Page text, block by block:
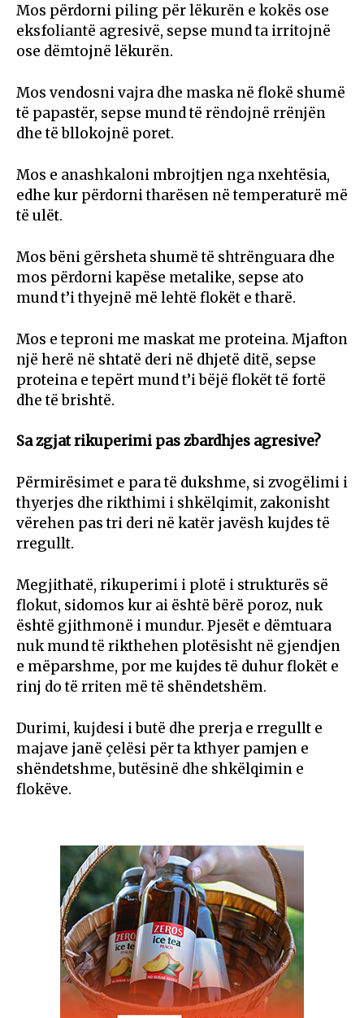
Mos përdorni piling për lëkurën e kokës ose
eksfoliantë agresivë, sepse mund ta irritojnë
ose dëmtojnë lëkurën.
Mos vendosni vajra dhe maska në flokë shumë
të papastër, sepse mund të rëndojnë rrënjën
dhe të bllokojnë poret.
Mos e anashkaloni mbrojtjen nga nxehtësia,
edhe kur përdorni tharësen në temperaturë më
të ulët.
Mos bëni gërsheta shumë të shtrënguara dhe
mos përdorni kapëse metalike, sepse ato
mund t’i thyejnë më lehtë flokët e tharë.
Mos e teproni me maskat me proteina. Mjafton
një herë në shtatë deri në dhjetë ditë, sepse
proteina e tepërt mund t’i bëjë flokët të fortë
dhe të brishtë.
Sa zgjat rikuperimi pas zbardhjes agresive?
Përmirësimet e para të dukshme, si zvogëlimi i
thyerjes dhe rikthimi i shkëlqimit, zakonisht
vërehen pas tri deri në katër javësh kujdes të
rregullt.
Megjithatë, rikuperimi i plotë i strukturës së
flokut, sidomos kur ai është bërë poroz, nuk
është gjithmonë i mundur. Pjesët e dëmtuara
nuk mund të rikthehen plotësisht në gjendjen
e mëparshme, por me kujdes të duhur flokët e
rinj do të rriten më të shëndetshëm.
Durimi, kujdesi i butë dhe prerja e rregullt e
majave janë çelësi për ta kthyer pamjen e
shëndetshme, butësinë dhe shkëlqimin e
flokëve.